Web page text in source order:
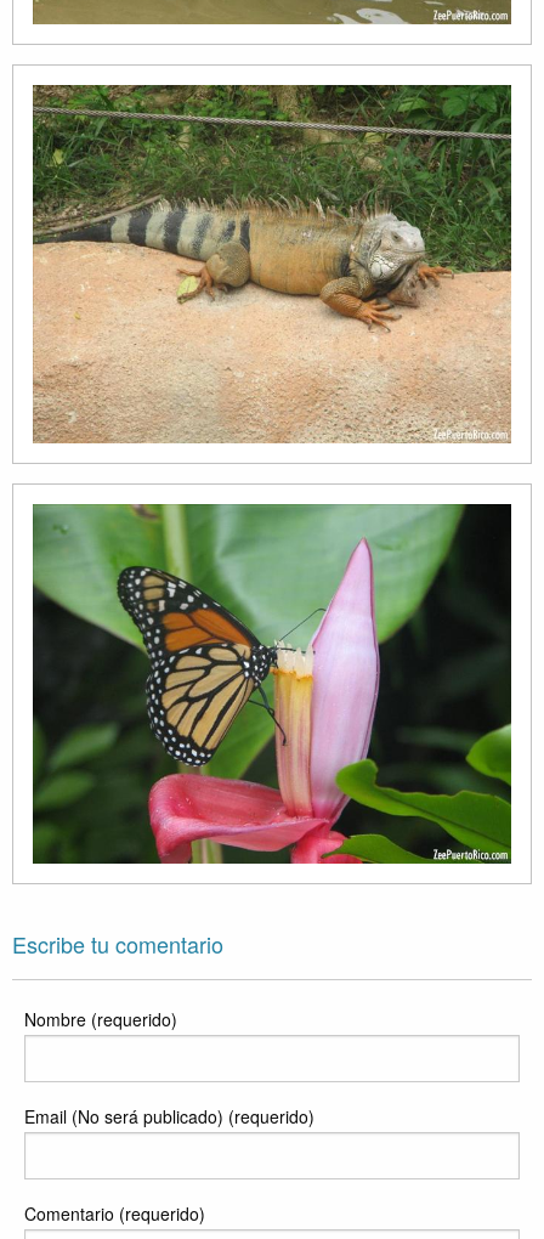
Escribe tu comentario
Nombre (requerido)
Email (No será publicado) (requerido)
Comentario (requerido)